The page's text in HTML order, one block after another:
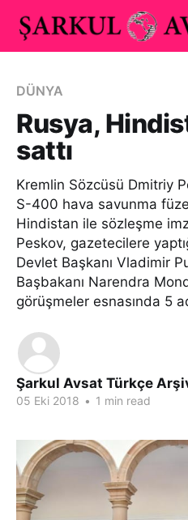
DÜNYA
Rusya,
sattı
Kremlin Sözcüsü Dmitriy
S-400 hava savunma
Hindistan ile sözleşme
Peskov, gazetecilere
Devlet Başkanı Vladimir
Başbakanı Narendra
görüşmeler esnasında 5
Şarkul Avsat Türkçe
05 Eki 2018 • 1 min read